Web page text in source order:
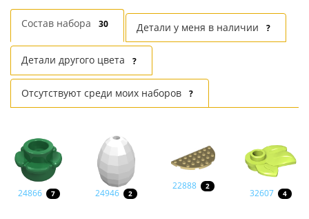
Состав набора 30 Детали у меня в наличии ?
Детали другого цвета ?
Отсутствуют среди моих наборов ?
24866 7 24946 2
22888 2
32607 4